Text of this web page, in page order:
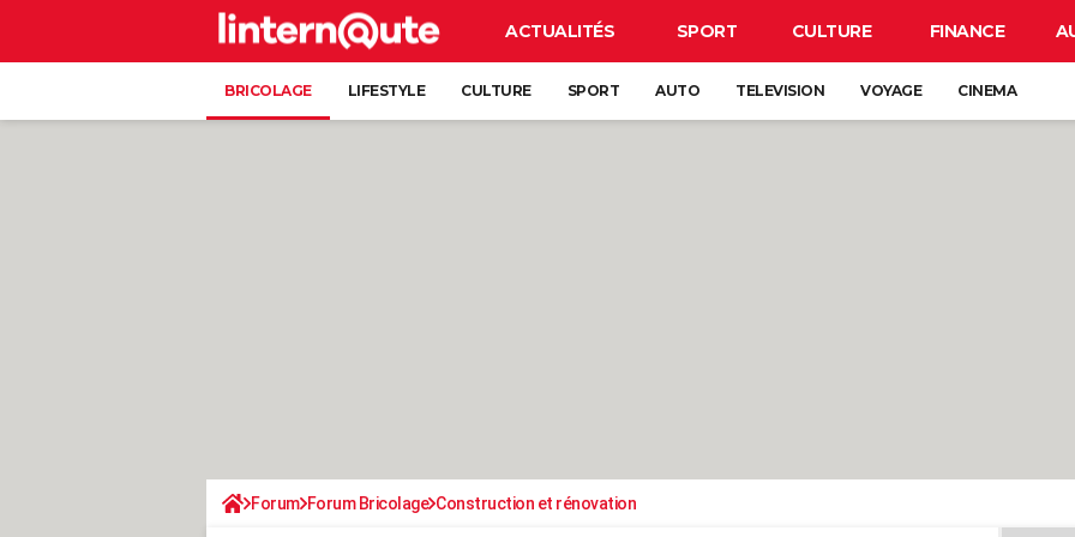
ACTUALITÉS SPORT CULTURE FINANCE
BRICOLAGE LIFESTYLE CULTURE SPORT AUTO TELEVISION VOYAGE CINEMA
Forum Forum Bricolage Construction et rénovation